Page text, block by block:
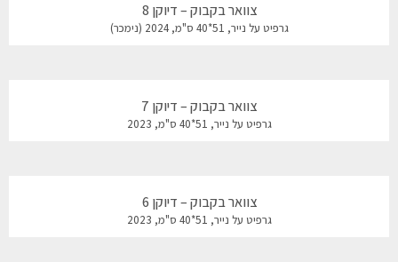
צוואר בקבוק – דיוקן 8
גרפיט על נייר, 51*40 ס"מ, 2024 (נימכר)
צוואר בקבוק – דיוקן 7
גרפיט על נייר, 51*40 ס"מ, 2023
צוואר בקבוק – דיוקן 6
גרפיט על נייר, 51*40 ס"מ, 2023